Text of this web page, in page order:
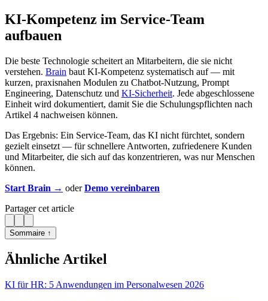
KI-Kompetenz im Service-Team
aufbauen
Die beste Technologie scheitert an Mitarbeitern, die sie nicht
verstehen. Brain baut KI-Kompetenz systematisch auf — mit
kurzen, praxisnahen Modulen zu Chatbot-Nutzung, Prompt
Engineering, Datenschutz und KI-Sicherheit. Jede abgeschlossene
Einheit wird dokumentiert, damit Sie die Schulungspflichten nach
Artikel 4 nachweisen können.
Das Ergebnis: Ein Service-Team, das KI nicht fürchtet, sondern
gezielt einsetzt — für schnellere Antworten, zufriedenere Kunden
und Mitarbeiter, die sich auf das konzentrieren, was nur Menschen
können.
Start Brain → oderDemo vereinbaren
Partager cet article
Sommaire ↑
Ähnliche Artikel
KI für HR: 5 Anwendungen im Personalwesen 2026